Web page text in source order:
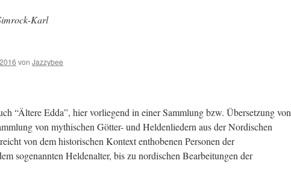
Karl
von Jazzybee
“Ältere Edda”, hier vorliegend in einer Sammlung bzw. Übersetzung von
von mythischen Götter- und Heldenliedern aus der Nordischen
von dem historischen Kontext enthobenen Personen der
sogenannten Heldenalter, bis zu nordischen Bearbeitungen der